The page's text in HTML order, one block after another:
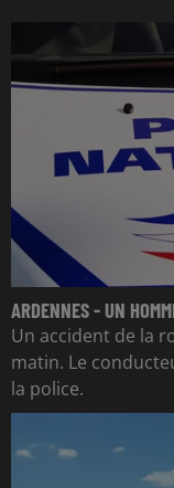
ARDENNES - UN
Un accident de la
matin. Le
la police.